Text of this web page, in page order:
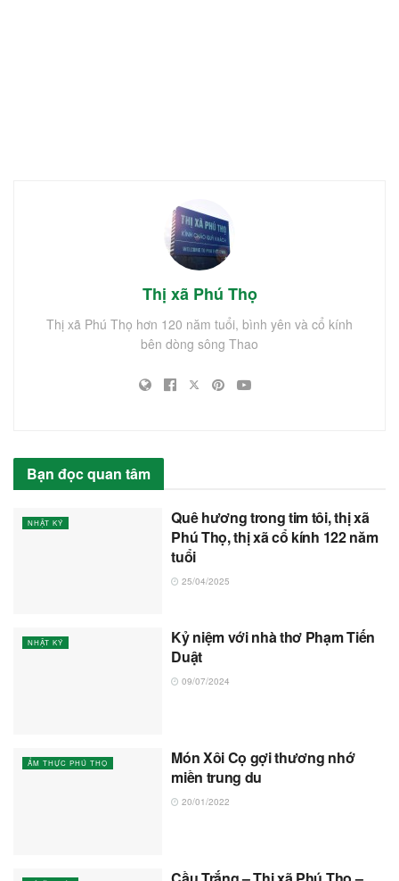
Thị xã Phú Thọ
Thị xã Phú Thọ hơn 120 năm tuổi, bình yên và cổ kính
bên dòng sông Thao
Bạn đọc quan tâm
NHẬT KÝ
Quê hương trong tim tôi, thị xã
Phú Thọ, thị xã cổ kính 122 năm
tuổi
25/04/2025
NHẬT KÝ
Kỷ niệm với nhà thơ Phạm Tiến
Duật
09/07/2024
ẨM THỰC PHÚ THỌ
Món Xôi Cọ gợi thương nhớ
miền trung du
20/01/2022